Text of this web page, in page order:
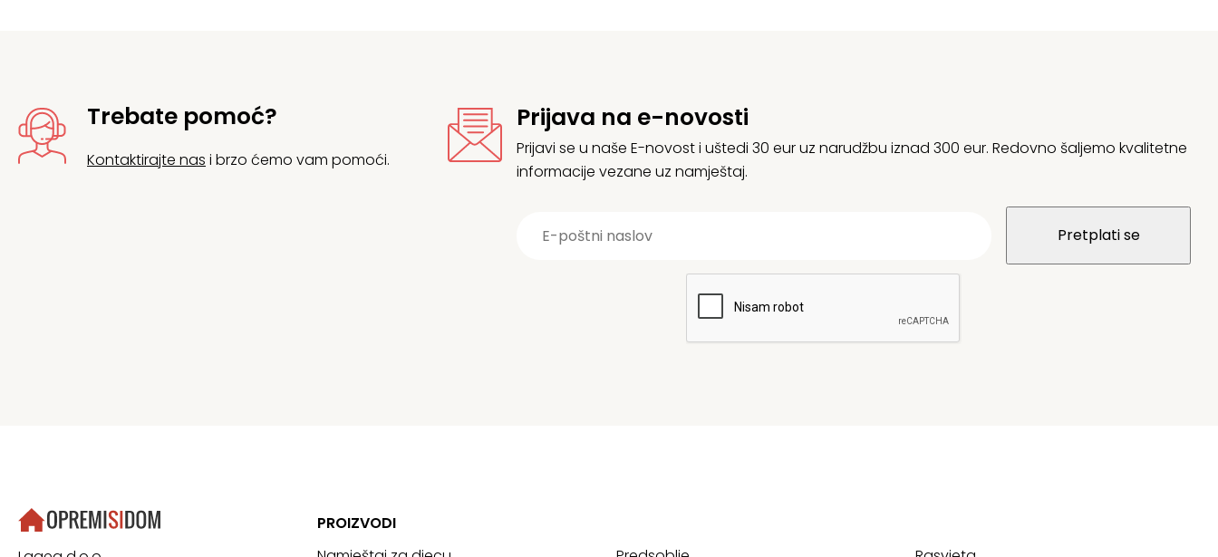
Trebate pomoć?
Kontaktirajte nas i brzo ćemo vam pomoći.
Prijava na e-novosti
Prijavi se u naše E-novost i uštedi 30 eur uz narudžbu iznad 300 eur. Redovno šaljemo kvalitetne
informacije vezane uz namještaj.
PROIZVODI